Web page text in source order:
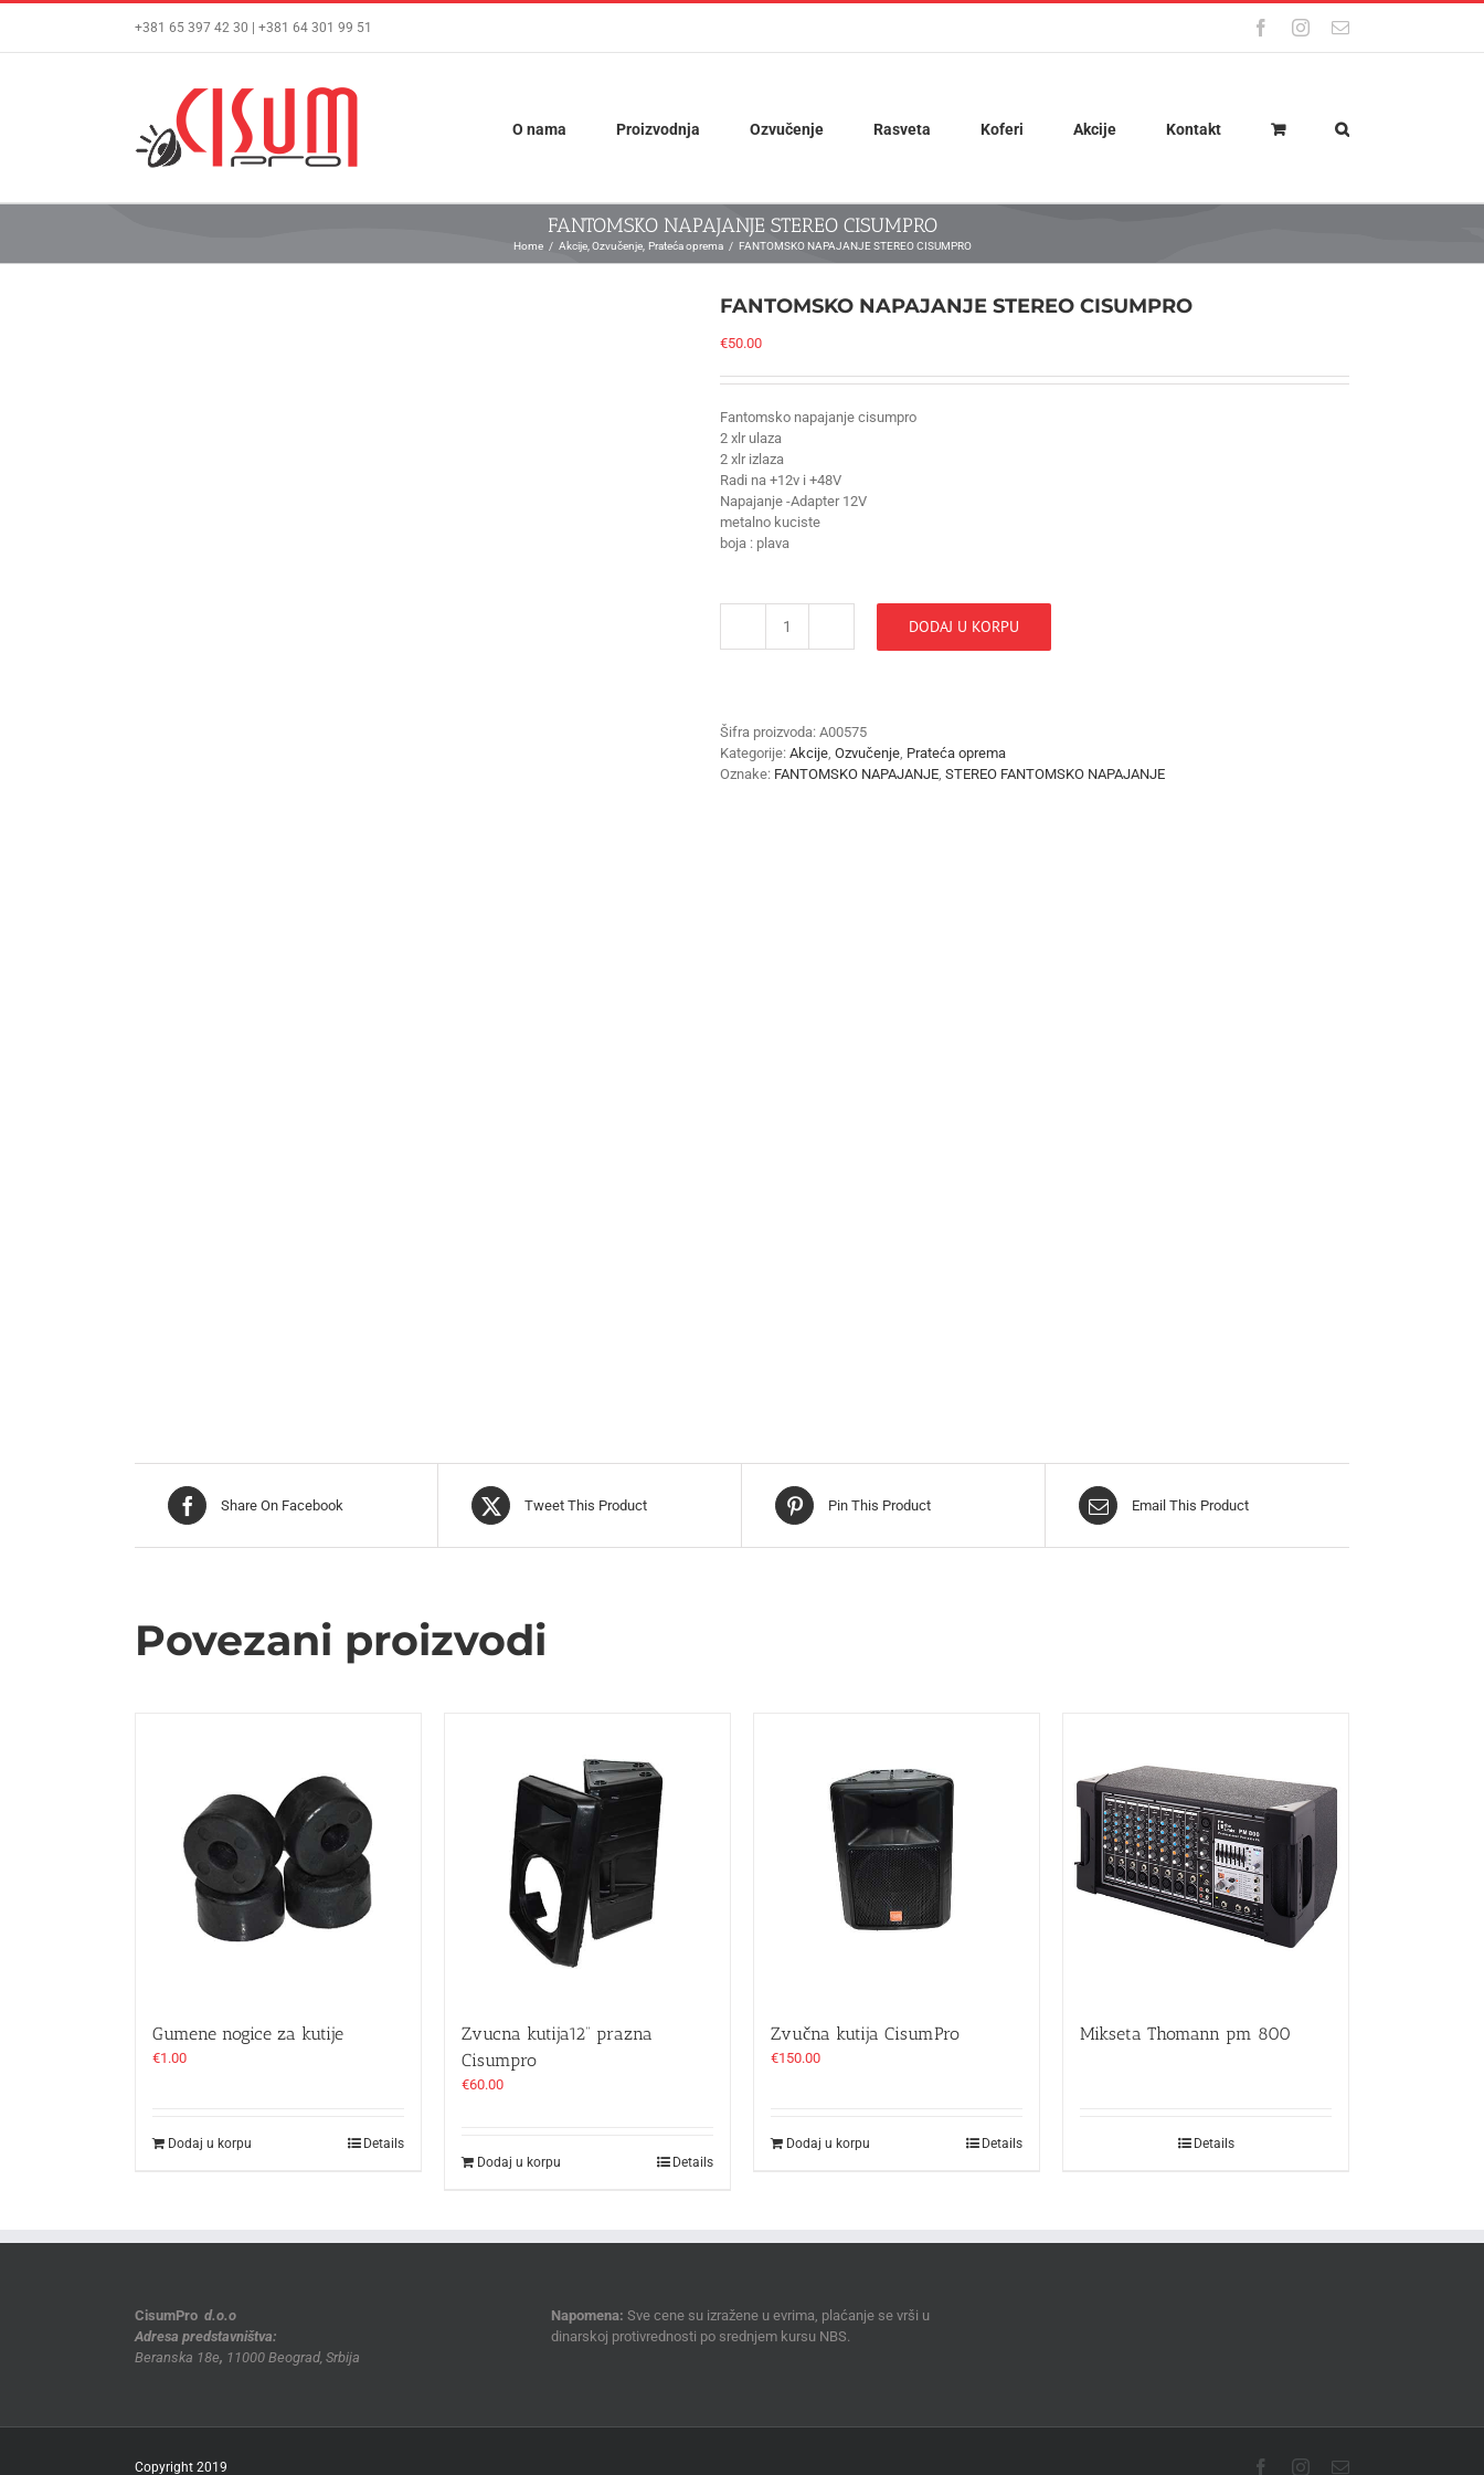
content
+381 65 397 42 30 | +381 64 301 99 51 FacebookInstagram
Email
O nama Proizvodnja Ozvučenje Rasveta Koferi Akcije Kontakt
FANTOMSKO NAPAJANJE STEREO CISUMPRO
Home Akcije Ozvučenje Prateća oprema FANTOMSKO NAPAJANJE STEREO CISUMPRO
FANTOMSKO NAPAJANJE STEREO CISUMPRO
€50.00
Fantomsko napajanje cisumpro
2 xlr ulaza
2 xlr izlaza
Radi na +12v i +48V
Napajanje -Adapter 12V
metalno kuciste
boja : plava
FANTOMSKO
DODAJ U KORPU
Šifra proizvoda: A00575
Kategorije: Akcije, Ozvučenje, Prateća oprema
Oznake: FANTOMSKO NAPAJANJE, STEREO FANTOMSKO NAPAJANJE
Share On Facebook Tweet This Product Pin This Product Email This Product
Povezani proizvodi
Gumene nogice za kutije
€1.00
Dodaj u korpu Details
Zvucna kutija12“ prazna
Cisumpro
€60.00
Dodaj u korpu Details
Zvučna kutija CisumPro
€150.00
Dodaj u korpu Details
Mikseta Thomann pm 800
Details
CisumPro d.o.o
Adresa predstavništva:
Beranska 18e, 11000 Beograd, Srbija
Napomena: Sve cene su izražene u evrima, plaćanje se vrši u
dinarskoj protivrednosti po srednjem kursu NBS.
Copyright 2019 FacebookInstagram
Email